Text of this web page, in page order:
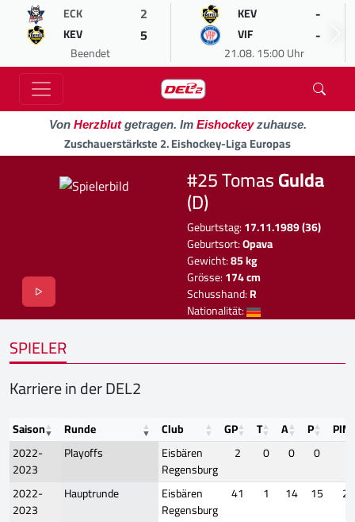
ECK 2
KEV 5
Beendet
KEV -
VIF -
21.08. 15:00 Uhr
Von Herzblutgetragen. Im Eishockeyzuhause.
Zuschauerstärkste 2. Eishockey-Liga Europas
#25 TomasGulda
(D)
Geburtstag:17.11.1989 (36)
Geburtsort:Opava
Gewicht:85 kg
Grösse:174 cm
Schusshand:R
Nationalität:
SPIELER
Karriere in der DEL2
Saison Runde Club GP T A P
PIM
2022-
2023
Playoffs
Eisbären
Regensburg
2 0 0 0
2022-
2023
Hauptrunde
Eisbären
Regensburg
41 1 14 15
20